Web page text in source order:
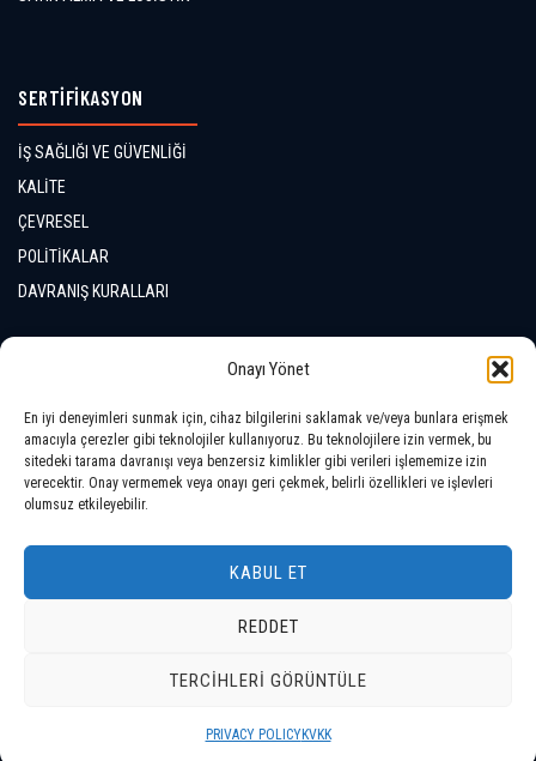
Onayı Yönet
En iyi deneyimleri sunmak için, cihaz bilgilerini saklamak ve/veya bunlara erişmek
amacıyla çerezler gibi teknolojiler kullanıyoruz. Bu teknolojilere izin vermek, bu
sitedeki tarama davranışı veya benzersiz kimlikler gibi verileri işlememize izin
verecektir. Onay vermemek veya onayı geri çekmek, belirli özellikleri ve işlevleri
olumsuz etkileyebilir.
KABUL ET
REDDET
TERCIHLERI GÖRÜNTÜLE
PRIVACY POLICYKVKK
SERTİFİKASYON
İŞ SAĞLIĞI VE GÜVENLİĞİ
KALİTE
ÇEVRESEL
POLİTİKALAR
DAVRANIŞ KURALLARI
LOKASYONLAR